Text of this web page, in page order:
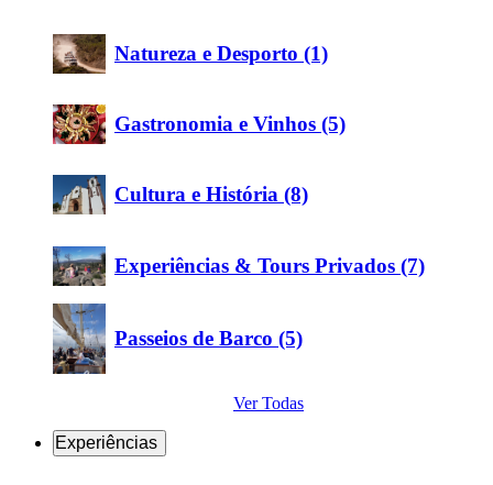
Natureza e Desporto (1)
Gastronomia e Vinhos (5)
Cultura e História (8)
Experiências & Tours Privados (7)
Passeios de Barco (5)
Ver Todas
Experiências